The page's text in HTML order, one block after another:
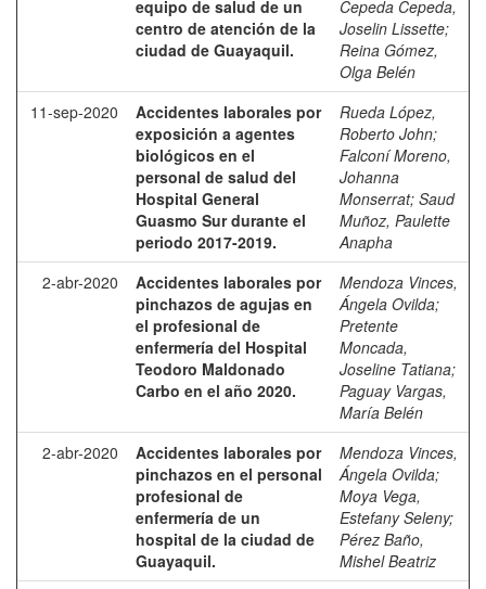
equipo de salud de un
centro de atención de la
ciudad de Guayaquil.
Cepeda Cepeda,
Joselin Lissette;
Reina Gómez,
Olga Belén
11-sep-2020
Accidentes laborales por
exposición a agentes
biológicos en el
personal de salud del
Hospital General
Guasmo Sur durante el
periodo 2017-2019.
Rueda López,
Roberto John;
Falconí Moreno,
Johanna
Monserrat; Saud
Muñoz, Paulette
Anapha
2-abr-2020
Accidentes laborales por
pinchazos de agujas en
el profesional de
enfermería del Hospital
Teodoro Maldonado
Carbo en el año 2020.
Mendoza Vinces,
Ángela Ovilda;
Pretente
Moncada,
Joseline Tatiana;
Paguay Vargas,
María Belén
2-abr-2020
Accidentes laborales por
pinchazos en el personal
profesional de
enfermería de un
hospital de la ciudad de
Guayaquil.
Mendoza Vinces,
Ángela Ovilda;
Moya Vega,
Estefany Seleny;
Pérez Baño,
Mishel Beatriz